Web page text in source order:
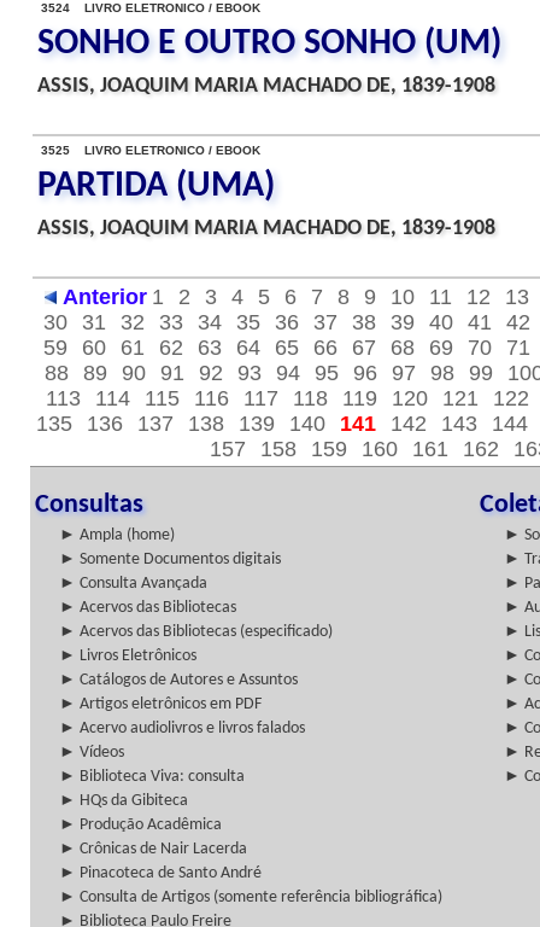
3524 LIVRO ELETRONICO / EBOOK
SONHO E OUTRO SONHO (UM)
ASSIS, JOAQUIM MARIA MACHADO DE, 1839-1908
3525 LIVRO ELETRONICO / EBOOK
PARTIDA (UMA)
ASSIS, JOAQUIM MARIA MACHADO DE, 1839-1908
Anterior 1 2 3 4 5 6 7 8 9 10 11 12
13
30
31 32 33 34 35 36 37 38 39 40 41
42
59
60 61 62 63 64 65 66 67 68 69 70
71
88 89 90 91 92 93 94 95 96 97 98 99
113
114 115 116 117 118 119 120 121
122
135
136 137 138 139 140 141 142 143
144
157
158 159 160 161 162
Consultas
► Ampla (home)
►
► Somente Documentos digitais
►
► Consulta Avançada
►
► Acervos das Bibliotecas
►
► Acervos das Bibliotecas (especificado)
►
► Livros Eletrônicos
►
► Catálogos de Autores e Assuntos
►
► Artigos eletrônicos em PDF
►
► Acervo audiolivros e livros falados
►
► Vídeos
►
► Biblioteca Viva: consulta
►
► HQs da Gibiteca
► Produção Acadêmica
► Crônicas de Nair Lacerda
► Pinacoteca de Santo André
► Consulta de Artigos (somente referência bibliográfica)
► Biblioteca Paulo Freire